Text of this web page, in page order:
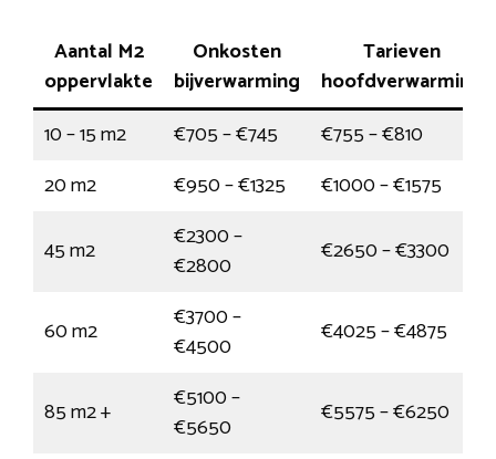
Aantal M2
oppervlakte
Onkosten
bijverwarming
Tarieven
hoofdverwarming
10 – 15 m2
€705 – €745
€755 – €810
20 m2
€950 – €1325
€1000 – €1575
45 m2
€2300 –
€2800
€2650 – €3300
60 m2
€3700 –
€4500
€4025 – €4875
85 m2 +
€5100 –
€5650
€5575 – €6250